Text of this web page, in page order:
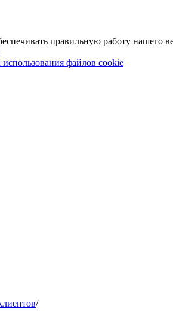
правильную работу нашего
файлов cookie
/